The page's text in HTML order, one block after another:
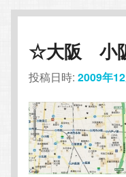
☆大阪 小
投稿日時:2009年